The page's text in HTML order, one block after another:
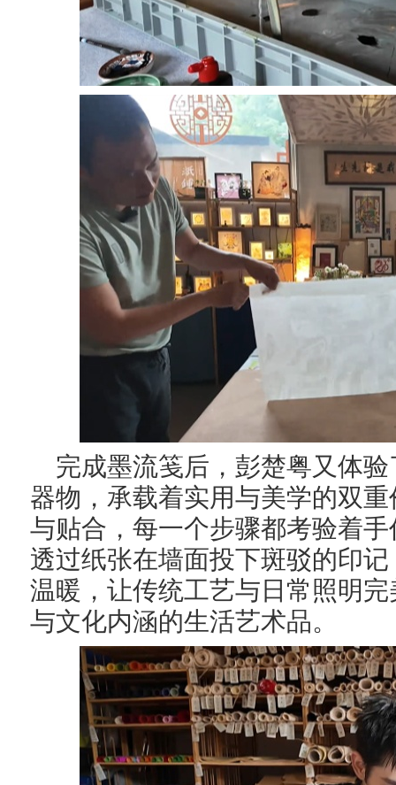
完成墨流笺后，彭楚粤又体
器物，承载着实用与美学的双
与贴合，每一个步骤都考验着
透过纸张在墙面投下斑驳的印
温暖，让传统工艺与日常照明
与文化内涵的生活艺术品。